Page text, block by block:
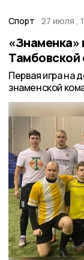
Спорт 27 июля ,
«Знаменка»
Тамбовской
Первая игра на
знаменской